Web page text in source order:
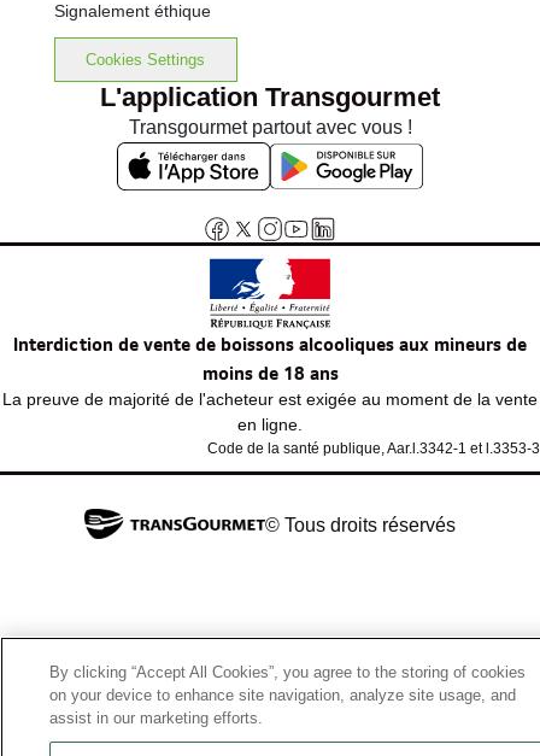
Signalement éthique
Cookies Settings
L'application Transgourmet
Transgourmet partout avec vous !
Interdiction de vente de boissons alcooliques aux mineurs de
moins de 18 ans
La preuve de majorité de l'acheteur est exigée au moment de la vente
en ligne.
Code de la santé publique, Aar.l.3342-1 et l.3353-3
© Tous droits réservés
By clicking “Accept All Cookies”, you agree to the storing of cookies
on your device to enhance site navigation, analyze site usage, and
assist in our marketing efforts.